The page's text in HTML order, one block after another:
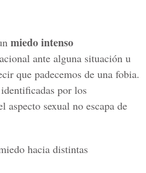
miedo intenso
ante alguna situación u
que padecemos de una fobia.
por los
aspecto sexual no escapa de
hacia distintas